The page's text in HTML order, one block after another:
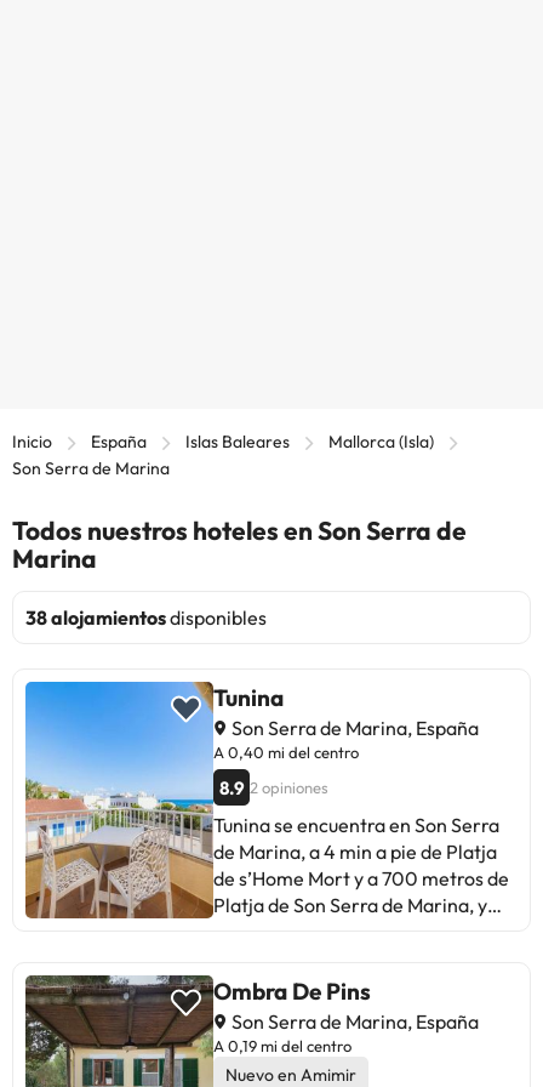
Inicio España Islas Baleares
Mallorca (Isla)
Son Serra de Marina
Todos nuestros hoteles en Son Serra de
Marina
38 alojamientosdisponibles
Tunina
Son Serra de Marina, España
A 0,40 mi del centro
8.9 2 opiniones
Tunina se encuentra en Son Serra
de Marina, a 4 min a pie de Platja
de s’Home Mort y a 700 metros de
Platja de Son Serra de Marina, y
gratis. Este apartamento tiene
acceso a un patio. El apartamento
dispone de 2 dormitorios, TV, una
cocina equipada con nevera y
Ombra De Pins
Son Serra de Marina, España
A 0,19 mi del centro
Nuevo en Amimir